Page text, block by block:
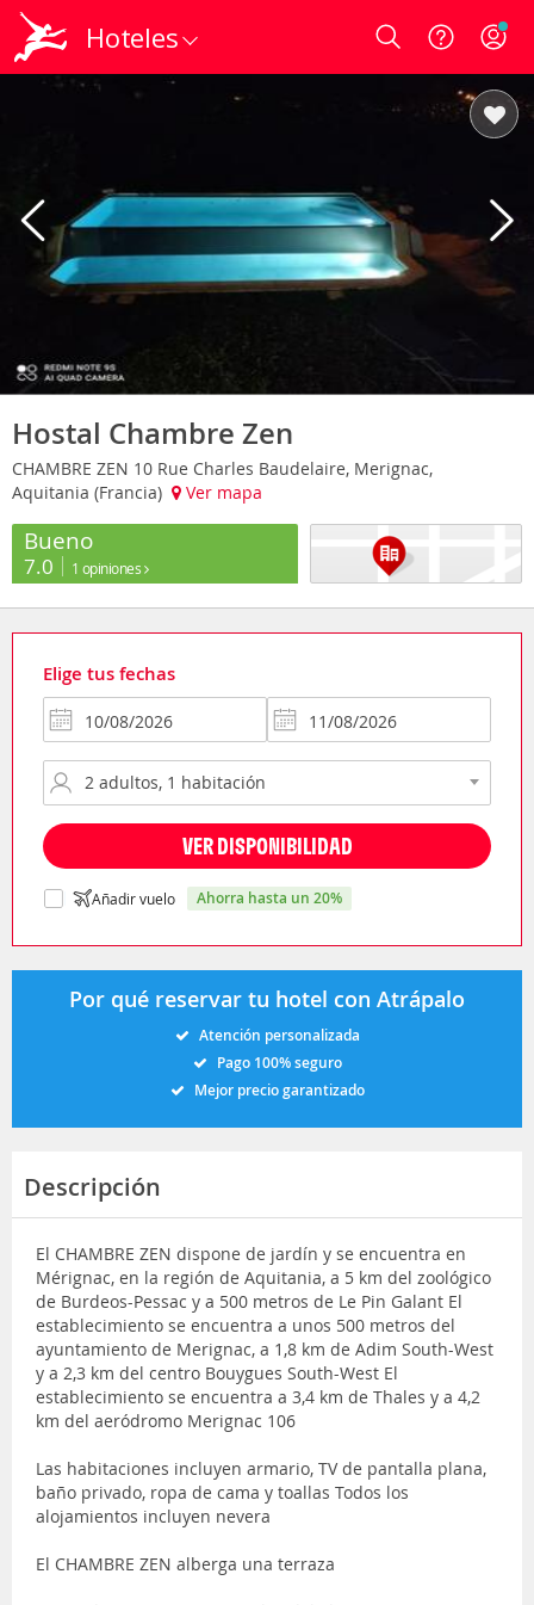
Hoteles Login
Hostal Chambre Zen
CHAMBRE ZEN 10 Rue Charles Baudelaire, Merignac,
Aquitania (Francia)
Ver mapa
Bueno
7.0 1 opiniones
Elige tus fechas
VER DISPONIBILIDAD
Añadir vuelo ahorra hasta un 20%
Por qué reservar tu hotel con Atrápalo
Atención personalizada
Pago 100% seguro
Mejor precio garantizado
Descripción
El CHAMBRE ZEN dispone de jardín y se encuentra en
Mérignac, en la región de Aquitania, a 5 km del zoológico
de Burdeos-Pessac y a 500 metros de Le Pin Galant El
establecimiento se encuentra a unos 500 metros del
ayuntamiento de Merignac, a 1,8 km de Adim South-West
y a 2,3 km del centro Bouygues South-West El
establecimiento se encuentra a 3,4 km de Thales y a 4,2
km del aeródromo Merignac 106
Las habitaciones incluyen armario, TV de pantalla plana,
baño privado, ropa de cama y toallas Todos los
alojamientos incluyen nevera
El CHAMBRE ZEN alberga una terraza